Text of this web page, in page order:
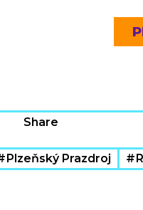
Share
Plzeňský Prazdroj